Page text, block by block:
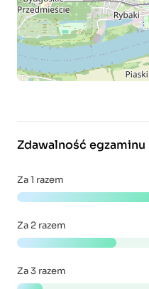
Zdawalność
Za 1 razem
Za 2 razem
Za 3 razem